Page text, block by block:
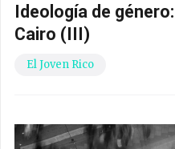
Ideología de
Cairo (III)
El Joven Rico